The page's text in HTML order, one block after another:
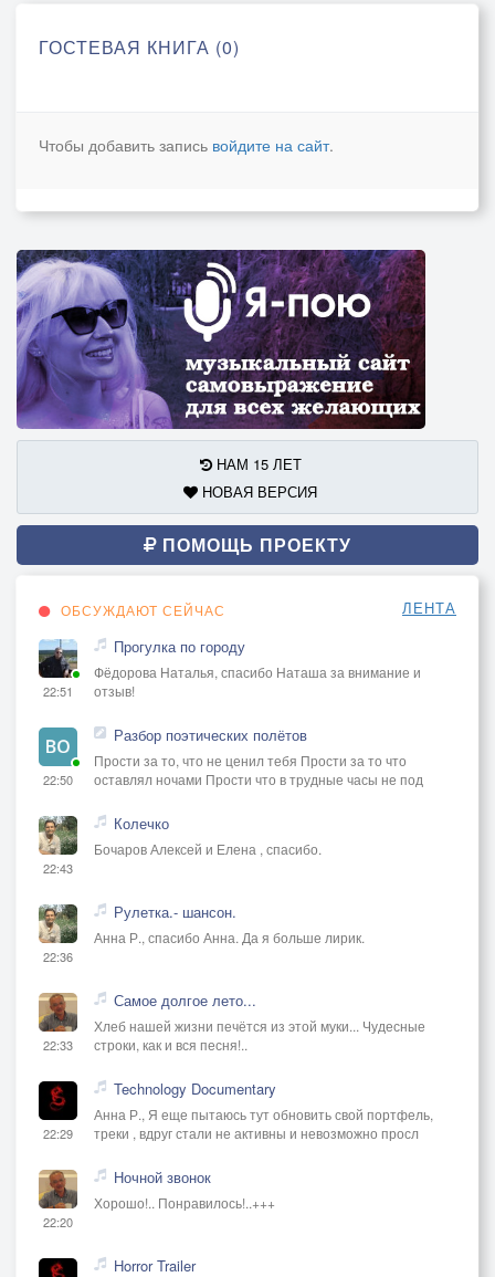
ГОСТЕВАЯ КНИГА (0)
Чтобы добавить запись войдите на сайт.
НАМ 15 ЛЕТ
НОВАЯ ВЕРСИЯ
ПОМОЩЬ ПРОЕКТУ
ОБСУЖДАЮТ СЕЙЧАС ЛЕНТА
22:51
Прогулка по городу
Фёдорова Наталья, спасибо Наташа за внимание и
отзыв!
22:50
Разбор поэтических полётов
Прости за то, что не ценил тебя Прости за то что
оставлял ночами Прости что в трудные часы не под
22:43
Колечко
Бочаров Алексей и Елена , спасибо.
22:36
Рулетка.- шансон.
Анна Р., спасибо Анна. Да я больше лирик.
22:33
Самое долгое лето...
Хлеб нашей жизни печётся из этой муки... Чудесные
строки, как и вся песня!..
22:29
Technology Documentary
Анна Р., Я еще пытаюсь тут обновить свой портфель,
треки , вдруг стали не активны и невозможно просл
22:20
Ночной звонок
Хорошо!.. Понравилось!..+++
Horror Trailer